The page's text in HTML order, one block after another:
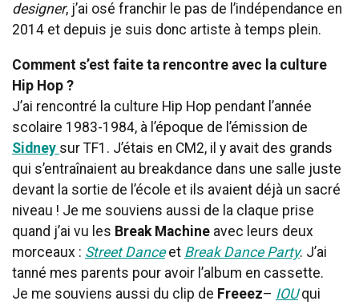
designer, j’ai osé franchir le pas de l’indépendance en
2014 et depuis je suis donc artiste à temps plein.
Comment s’est faite ta rencontre avec la culture
Hip Hop ?
J’ai rencontré la culture Hip Hop pendant l’année
scolaire 1983-1984, à l’époque de l’émission de
Sidney sur TF1. J’étais en CM2, il y avait des grands
qui s’entraînaient au breakdance dans une salle juste
devant la sortie de l’école et ils avaient déjà un sacré
niveau ! Je me souviens aussi de la claque prise
quand j’ai vu les Break Machine avec leurs deux
morceaux : Street Danceet Break Dance Party. J’ai
tanné mes parents pour avoir l’album en cassette.
Je me souviens aussi du clip de Freeez– IOUqui